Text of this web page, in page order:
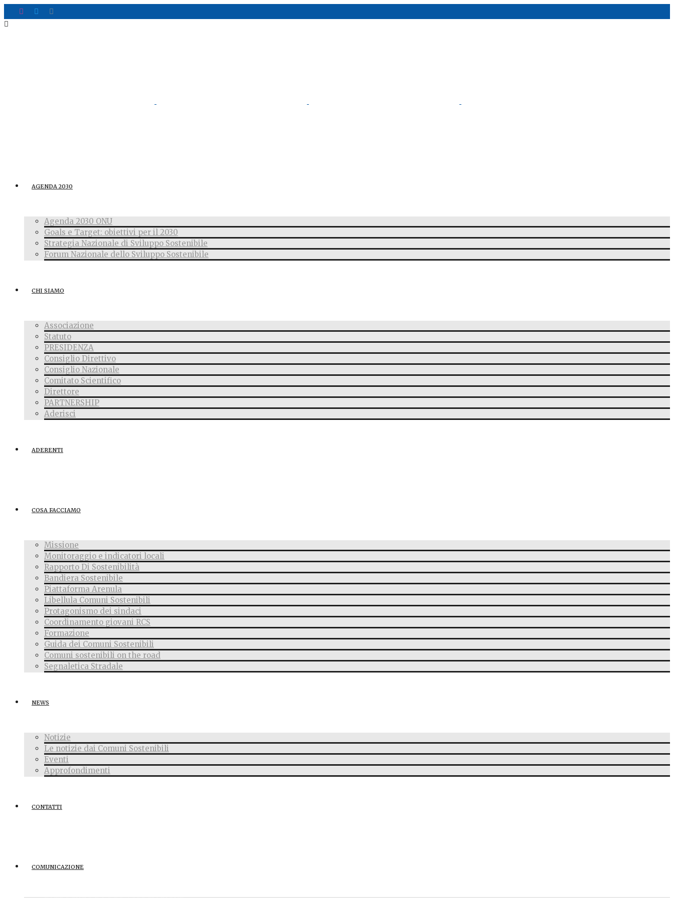
AGENDA 2030
Agenda 2030 ONU
Goals e Target: obiettivi per il 2030
Strategia Nazionale di Sviluppo Sostenibile
Forum Nazionale dello Sviluppo Sostenibile
CHI SIAMO
Associazione
Statuto
PRESIDENZA
Consiglio Direttivo
Consiglio Nazionale
Comitato Scientifico
Direttore
PARTNERSHIP
Aderisci
ADERENTI
COSA FACCIAMO
Missione
Monitoraggio e indicatori locali
Rapporto Di Sostenibilità
Bandiera Sostenibile
Piattaforma Arenula
Libellula Comuni Sostenibili
Protagonismo dei sindaci
Coordinamento giovani RCS
Formazione
Guida dei Comuni Sostenibili
Comuni sostenibili on the road
Segnaletica Stradale
NEWS
Notizie
Le notizie dai Comuni Sostenibili
Eventi
Approfondimenti
CONTATTI
COMUNICAZIONE